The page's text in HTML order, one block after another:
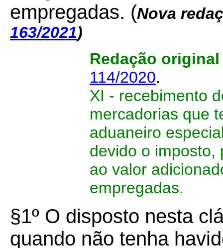
empregadas. (Nova
163/2021)
Redação
114/2020.
XI - recebimento
mercadorias que
aduaneiro
devido o imposto,
ao valor
empregadas.
§1º O disposto nesta
quando não tenha